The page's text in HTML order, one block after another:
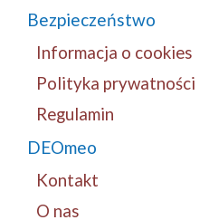
Bezpieczeństwo
Informacja o cookies
Polityka prywatności
Regulamin
DEOmeo
Kontakt
O nas